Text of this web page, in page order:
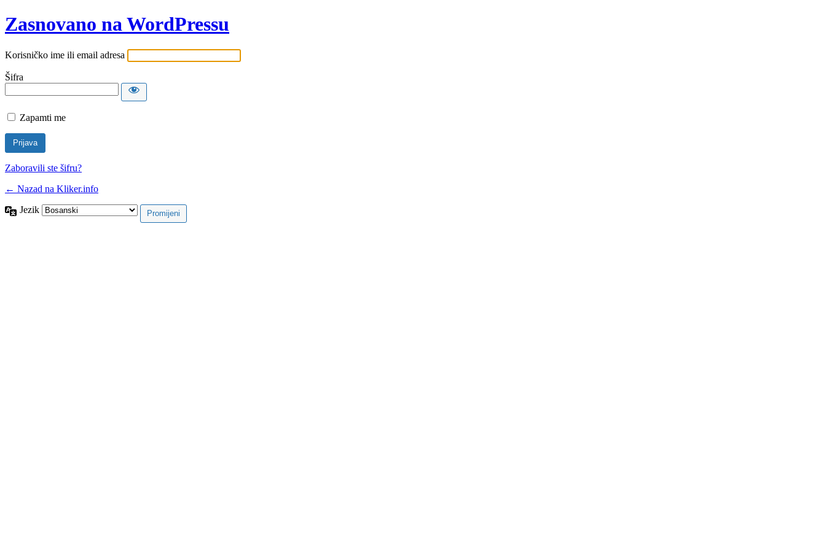
Zasnovano na WordPressu
Korisničko ime ili email adresa
Šifra
Zapamti me
Zaboravili ste šifru?
← Nazad na Kliker.info
Jezik